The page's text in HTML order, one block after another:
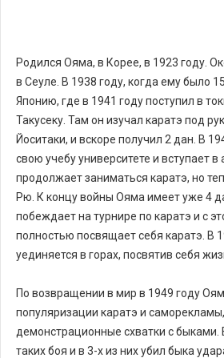
Родился Ояма, в Корее, в 1923 году.
в Сеуле. В 1938 году, когда ему было
Японию, где в 1941 году поступил в
Такусеку. Там он изучал каратэ под
Йоситаки, и вскоре получил 2 дан. В
свою учебу университете и вступает
продолжает заниматься каратэ, но
Рю. К концу войны Ояма имеет уже 4
побеждает на турнире по каратэ и с
полностью посвящает себя каратэ. В
уединяется в горах, посвятив себя
По возвращении в мир в 1949 году
популяризации каратэ и
демонстрационные схватки с быками.
таких боя и в 3-х из них убил быка